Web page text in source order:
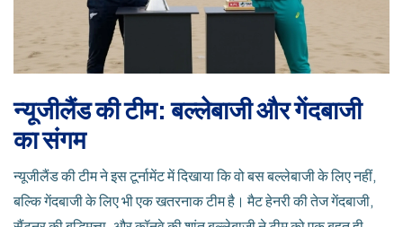
न्यूजीलैंड की टीम: बल्लेबाजी और गेंदबाजी
का संगम
न्यूजीलैंड की टीम ने इस टूर्नामेंट में दिखाया कि वो बस बल्लेबाजी के लिए नहीं,
बल्कि गेंदबाजी के लिए भी एक खतरनाक टीम है। मैट हेनरी की तेज गेंदबाजी,